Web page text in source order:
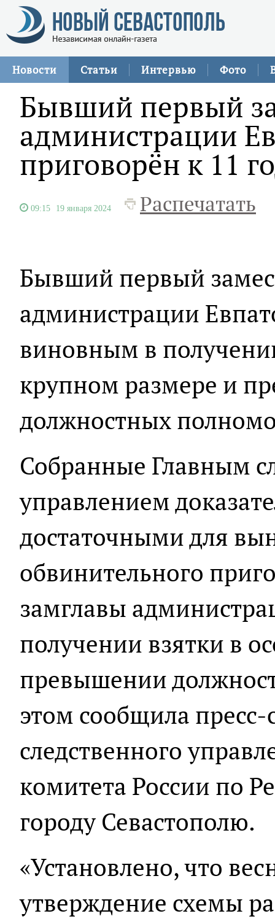
Новости Статьи Интервью Фото
Бывший первый
администрации
приговорён к 11
09:15 19 января 2024 Распечатать
Бывший первый
администрации
виновным в
крупном размере и
должностных
Собранные Главным
управлением
достаточными для
обвинительного
замглавы
получении взятки в
превышении
этом сообщила пресс-
следственного
комитета России по
городу Севастополю.
«Установлено, что
утверждение схемы